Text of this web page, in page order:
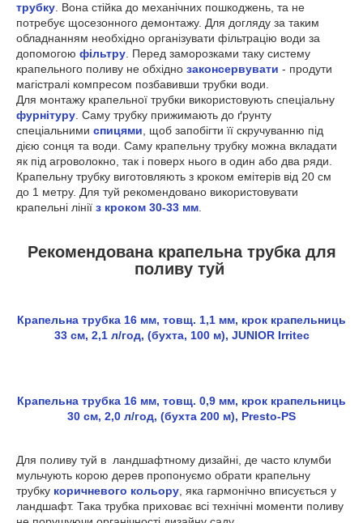
трубку. Вона стійка до механічних пошкоджень, та не
потребує щосезонного демонтажу. Для догляду за таким
обладнанням необхідно організувати фільтрацію води за
допомогою фільтру. Перед заморозками таку систему
крапельного поливу не обхідно законсервувати - продути
магістралі компресом позбавивши трубки води.
Для монтажу крапельної трубки використовують спеціальну
фурнітуру. Саму трубку прижимають до ґрунту
спеціальними спицями, щоб запобігти її скручуванню під
дією сонця та води. Саму крапельну трубку можна вкладати
як під агроволокно, так і поверх нього в один або два ряди.
Крапельну трубку виготовляють з кроком емітерів від 20 см
до 1 метру. Для туй рекомендовано використовувати
крапельні лінії з кроком 30-33 мм.
Рекомендована крапельна трубка для
поливу туй
Крапельна трубка 16 мм, товщ. 1,1 мм, крок крапельниць
33 см, 2,1 л/год, (бухта, 100 м), JUNIOR Irritec
Крапельна трубка 16 мм, товщ. 0,9 мм, крок крапельниць
30 см, 2,0 л/год, (бухта 200 м), Presto-PS
Для поливу туй в ландшафтному дизайні, де часто клумби
мульчують корою дерев пропонуємо обрати крапельну
трубку коричневого кольору , яка гармонічно вписується у
ландшафт. Така трубка приховає всі технічні моменти поливу